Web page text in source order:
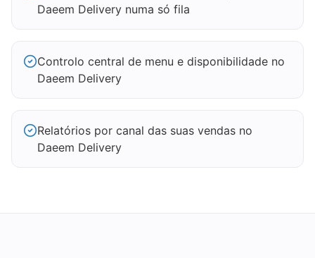
Daeem Delivery numa só fila
Controlo central de menu e disponibilidade no
Daeem Delivery
Relatórios por canal das suas vendas no
Daeem Delivery